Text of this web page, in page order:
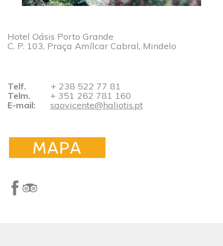
Hotel Oásis Porto Grande
C. P. 103, Praça Amílcar Cabral, Mindelo
Telf. + 238 522 77 81​​​​​​​
Telm. + 351 262 781 160​​​​​​​
E-mail: saovicente@haliotis.pt